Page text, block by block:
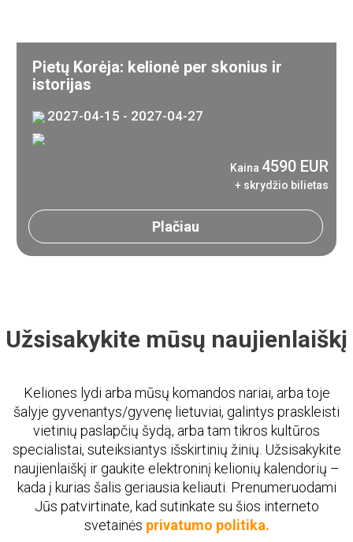
Pietų Korėja: kelionė per skonius ir
istorijas
2027-04-15 - 2027-04-27
Kaina 4590 EUR
+ skrydžio bilietas
Plačiau
Užsisakykite mūsų naujienlaiškį
Keliones lydi arba mūsų komandos nariai, arba toje
šalyje gyvenantys/gyvenę lietuviai, galintys praskleisti
vietinių paslapčių šydą, arba tam tikros kultūros
specialistai, suteiksiantys išskirtinių žinių. Užsisakykite
naujienlaiškį ir gaukite elektroninį kelionių kalendorių –
kada į kurias šalis geriausia keliauti. Prenumeruodami
Jūs patvirtinate, kad sutinkate su šios interneto
svetainės privatumo politika.